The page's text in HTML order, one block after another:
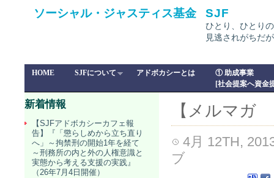
ソーシャル・ジャスティス基金 SJF
ひとり、ひとり
見逃されがちだ
HOME SJFについて アドボカシーとは
① 助成事業
[社会提案へ資金
【メルマガ
4月 12TH,
ブ
新着情報
【SJFアドボカシーカフェ報
告】『「懲らしめから立ち直り
へ」～拘禁刑の開始1年を経て
～刑務所の内と外の人権意識と
実態から考える支援の実践』
（26年7月4日開催）